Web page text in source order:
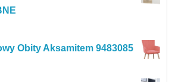
Obity Aksamitem 9483085